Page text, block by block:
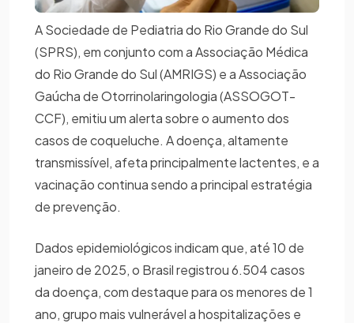
A Sociedade de Pediatria do Rio Grande do Sul
(SPRS), em conjunto com a Associação Médica
do Rio Grande do Sul (AMRIGS) e a Associação
Gaúcha de Otorrinolaringologia (ASSOGOT-
CCF), emitiu um alerta sobre o aumento dos
casos de coqueluche. A doença, altamente
transmissível, afeta principalmente lactentes, e a
vacinação continua sendo a principal estratégia
de prevenção.
Dados epidemiológicos indicam que, até 10 de
janeiro de 2025, o Brasil registrou 6.504 casos
da doença, com destaque para os menores de 1
ano, grupo mais vulnerável a hospitalizações e